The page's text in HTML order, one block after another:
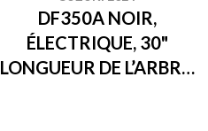
DF350A NOIR,
ÉLECTRIQUE, 30"
LONGUEUR DE L’ARBRE,